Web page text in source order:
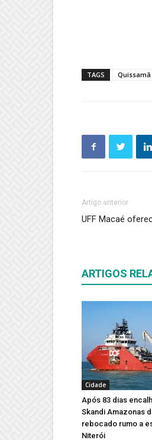
TAGS Quissamã
Artigo anterior
UFF Macaé
ARTIGOS
Cidade
Após 83 dias
Skandi Amazonas
rebocado rumo a
Niterói